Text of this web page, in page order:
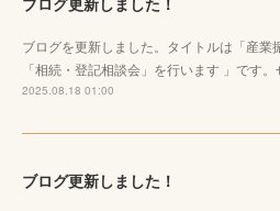
ブログを更新しました。タイトルは「産業
「相続・登記相談会」を行います 」です
2025.08.18 01:00
ブログ更新しました！